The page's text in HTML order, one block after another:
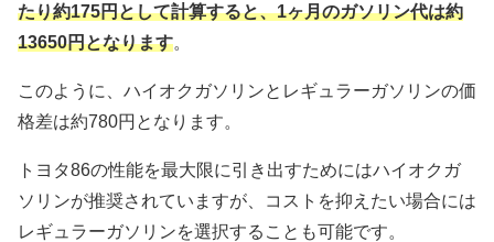
たり約175円として計算すると、1ヶ月のガソリン代は約
13650円となります。
このように、ハイオクガソリンとレギュラーガソリンの価
格差は約780円となります。
トヨタ86の性能を最大限に引き出すためにはハイオクガ
ソリンが推奨されていますが、コストを抑えたい場合には
レギュラーガソリンを選択することも可能です。